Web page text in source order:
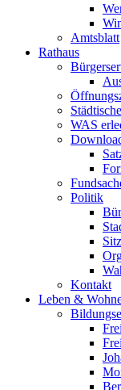
Amtsblatt
Rathaus
WAS
Politik
Kontakt
Leben &